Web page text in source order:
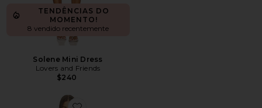
TENDÊNCIAS DO
MOMENTO!
8 vendido recentemente
Solene Mini Dress
Lovers and Friends
$240